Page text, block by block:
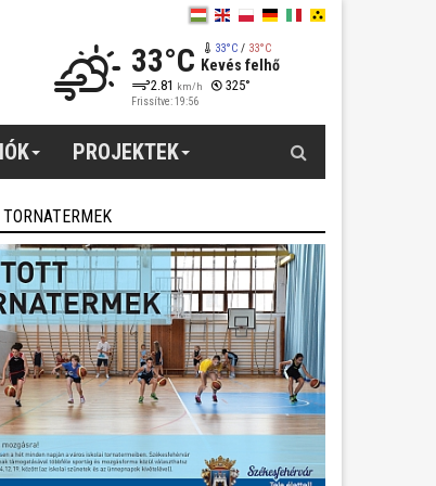
33°C 33°C/ 33°C
Kevés felhő
2.81 km/h 325°
Frissítve: 19:56
PROJEKTEK